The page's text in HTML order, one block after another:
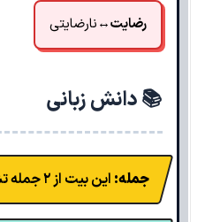
رضایت↔نارضایتی
📚 دانش زبانی
جمله: این بیت از ۲ جمله تشکیل شده است.